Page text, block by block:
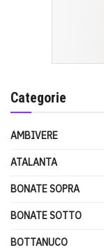
Categorie
AMBIVERE
ATALANTA
BONATE SOPRA
BONATE SOTTO
BOTTANUCO